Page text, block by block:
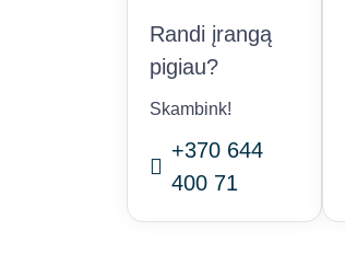
Randi įrangą
pigiau?
Skambink!
+370 644
400 71